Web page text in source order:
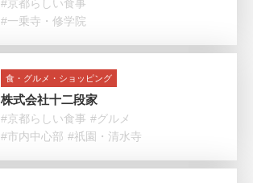
#京都らしい食事
#一乗寺・修学院
食・グルメ・ショッピング
株式会社十二段家
#京都らしい食事 #グルメ
#市内中心部 #祇園・清水寺